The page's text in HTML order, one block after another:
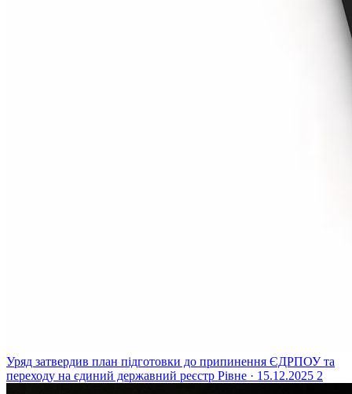
Уряд затвердив план підготовки до припинення ЄДРПОУ та
переходу на єдиний державний реєстр Рівне · 15.12.2025 2